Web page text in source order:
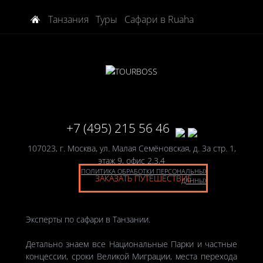
ночные сафари.
Танзания Туры Сафари в Ruaha
+7 (495) 215 56 46
107023, г. Москва, ул. Малая Семёновская, д. 3а стр. 1,
этаж 9, офис 2,3,4
ПОЛИТИКА ОБРАБОТКИ ПЕРСОНАЛЬНЫХ
ДАННЫХ
ЗАКАЗАТЬ ПУТЕШЕСТВИЕ
Эксперты по сафари в Танзании.
Детально знаем все Национальные Парки и частные
концессии, сроки Великой Миграции, места перехода